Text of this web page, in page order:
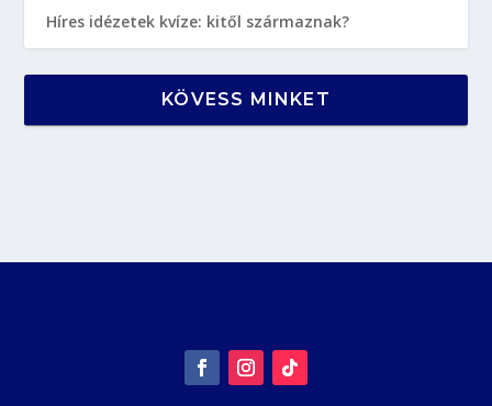
Híres idézetek kvíze: kitől származnak?
KÖVESS MINKET